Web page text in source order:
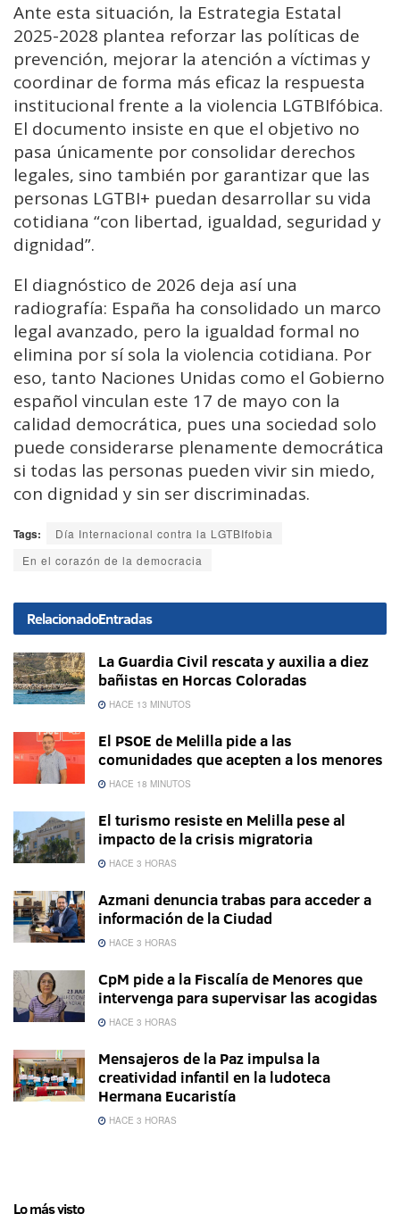
Ante esta situación, la Estrategia Estatal
2025-2028 plantea reforzar las políticas de
prevención, mejorar la atención a víctimas y
coordinar de forma más eficaz la respuesta
institucional frente a la violencia LGTBIfóbica.
El documento insiste en que el objetivo no
pasa únicamente por consolidar derechos
legales, sino también por garantizar que las
personas LGTBI+ puedan desarrollar su vida
cotidiana “con libertad, igualdad, seguridad y
dignidad”.
El diagnóstico de 2026 deja así una
radiografía: España ha consolidado un marco
legal avanzado, pero la igualdad formal no
elimina por sí sola la violencia cotidiana. Por
eso, tanto Naciones Unidas como el Gobierno
español vinculan este 17 de mayo con la
calidad democrática, pues una sociedad solo
puede considerarse plenamente democrática
si todas las personas pueden vivir sin miedo,
con dignidad y sin ser discriminadas.
Tags:
Día Internacional contra la LGTBIfobia
En el corazón de la democracia
RelacionadoEntradas
La Guardia Civil rescata y auxilia a diez
bañistas en Horcas Coloradas
HACE 13 MINUTOS
El PSOE de Melilla pide a las
comunidades que acepten a los menores
HACE 18 MINUTOS
El turismo resiste en Melilla pese al
impacto de la crisis migratoria
HACE 3 HORAS
Azmani denuncia trabas para acceder a
información de la Ciudad
HACE 3 HORAS
CpM pide a la Fiscalía de Menores que
intervenga para supervisar las acogidas
HACE 3 HORAS
Mensajeros de la Paz impulsa la
creatividad infantil en la ludoteca
Hermana Eucaristía
HACE 3 HORAS
Lo más visto